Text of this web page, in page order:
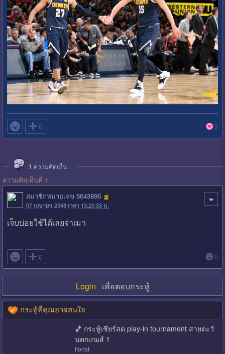
 0 3
1 ความคิดเห็น
ความคิดเห็นที่ 1
สมาชิกหมายเลข 6643896
07 เมษายน 2568 เวลา 13:20:33 น.
เจ็บบ่อยใช้ได้เลยจ่าเมา
 0 0
Login เพื่อตอบกระทู้
กระทู้ที่คุณอาจสนใจ
🏀 กระทู้เชียร์สด play-in tournament สายตะวั
นตกเกมส์ 1
florist